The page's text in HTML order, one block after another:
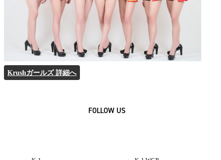
Krushガールズ 詳細へ
FOLLOW US